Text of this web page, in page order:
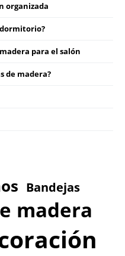
organizada
para el salón
de madera?
Bandejas
madera